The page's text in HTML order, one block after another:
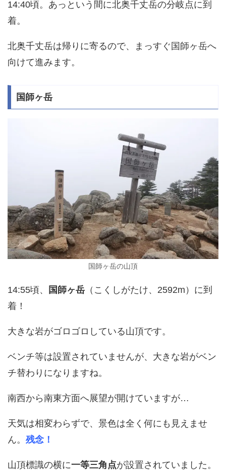
14:40頃。あっという間に北奥千丈岳の分岐点に到
着。
北奥千丈岳は帰りに寄るので、まっすぐ国師ヶ岳へ
向けて進みます。
国師ヶ岳
国師ヶ岳の山頂
14:55頃、 国師ヶ岳 （こくしがたけ、2592m）に到
着！
大きな岩がゴロゴロしている山頂です。
ベンチ等は設置されていませんが、大きな岩がベン
チ替わりになりますね。
南西から南東方面へ展望が開けていますが…
天気は相変わらずで、景色は全く何にも見えませ
ん。 残念！
山頂標識の横に一等三角点が設置されていました。